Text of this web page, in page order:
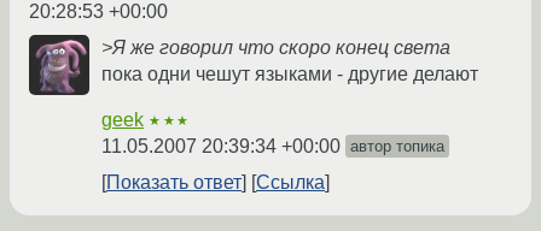
20:28:53 +00:00
>Я же говорил что скоро конец света
пока одни чешут языками - другие делают
geek ★★★
11.05.2007 20:39:34 +00:00 автор топика
Показать ответ Ссылка